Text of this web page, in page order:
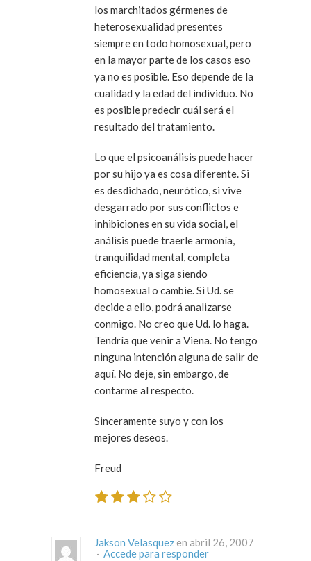
los marchitados gérmenes de
heterosexualidad presentes
siempre en todo homosexual, pero
en la mayor parte de los casos eso
ya no es posible. Eso depende de la
cualidad y la edad del individuo. No
es posible predecir cuál será el
resultado del tratamiento.
Lo que el psicoanálisis puede hacer
por su hijo ya es cosa diferente. Si
es desdichado, neurótico, si vive
desgarrado por sus conflictos e
inhibiciones en su vida social, el
análisis puede traerle armonía,
tranquilidad mental, completa
eficiencia, ya siga siendo
homosexual o cambie. Si Ud. se
decide a ello, podrá analizarse
conmigo. No creo que Ud. lo haga.
Tendría que venir a Viena. No tengo
ninguna intención alguna de salir de
aquí. No deje, sin embargo, de
contarme al respecto.
Sinceramente suyo y con los
mejores deseos.
Freud
Jakson Velasquez en abril 26, 2007
· Accede para responder